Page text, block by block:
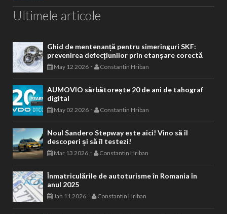
Ultimele articole
Ghid de mentenanță pentru simeringuri SKF:
prevenirea defecțiunilor prin etanșare corectă
May 12 2026 - Constantin Hriban
AUMOVIO sărbătorește 20 de ani de tahograf
digital
May 02 2026 - Constantin Hriban
Noul Sandero Stepway este aici! Vino să îl
descoperi și să îl testezi!
Mar 13 2026 - Constantin Hriban
Înmatriculările de autoturisme în Romania în
anul 2025
Jan 11 2026 - Constantin Hriban